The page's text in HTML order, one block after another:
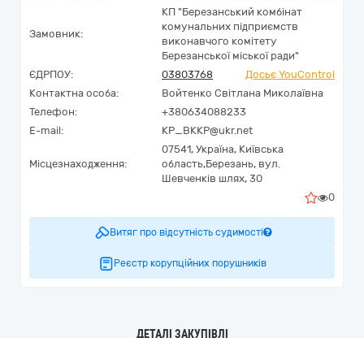
Замовник:
КП "Березанський комбінат
комунальних підприємств
виконавчого комітету
Березанської міської ради"
ЄДРПОУ:
03803768
Досьє YouControl
Контактна особа:
Войтенко Світлана Миколаївна
Телефон:
+380634088233
E-mail:
KP_BKKP@ukr.net
Місцезнаходження:
07541, Україна, Київська
область,Березань, вул.
Шевченків шлях, 30
0
Витяг про відсутність судимості
Реєстр корупційних порушників
ДЕТАЛІ ЗАКУПІВЛІ